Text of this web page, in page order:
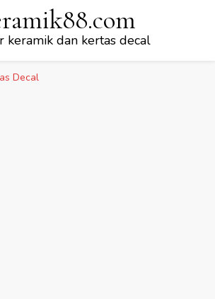
keramik dan kertas decal
Decal